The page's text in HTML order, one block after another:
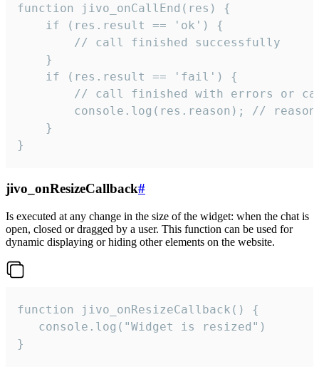
function jivo_onCallEnd(res) {
    if (res.result == 'ok') {
        // call finished successfully
    }
    if (res.result == 'fail') {
// call finished with errors or
console.log(res.reason); //
    }
}
jivo_onResizeCallback#
Is executed at any change in the size of the widget: when the chat is
open, closed or dragged by a user. This function can be used for
dynamic displaying or hiding other elements on the website.
function jivo_onResizeCallback() {
   console.log("Widget is resized")
}